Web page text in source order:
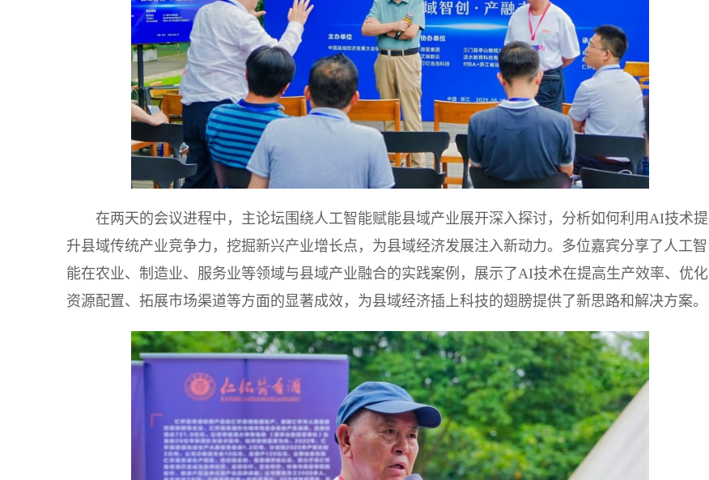
在两天的会议进程中，主论坛围绕人工智能赋能县域产业展开深入探讨，分析如何利用AI技术提
升县域传统产业竞争力，挖掘新兴产业增长点，为县域经济发展注入新动力。多位嘉宾分享了人工智
能在农业、制造业、服务业等领域与县域产业融合的实践案例，展示了AI技术在提高生产效率、优化
资源配置、拓展市场渠道等方面的显著成效，为县域经济插上科技的翅膀提供了新思路和解决方案。